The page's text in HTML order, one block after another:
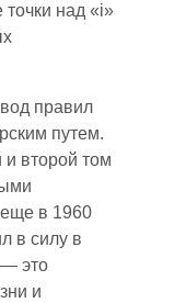
точки над «i»
правил
путем.
и второй том
еще в 1960
в силу в
— это
и